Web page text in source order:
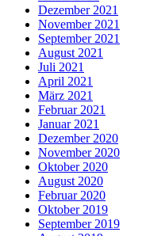
Dezember 2021
November 2021
September 2021
August 2021
Juli 2021
April 2021
März 2021
Februar 2021
Januar 2021
Dezember 2020
November 2020
Oktober 2020
August 2020
Februar 2020
Oktober 2019
September 2019